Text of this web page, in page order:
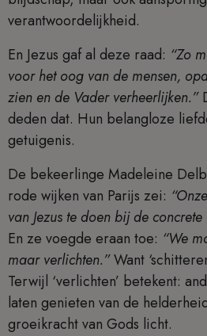
verantwoordelijkheid.
En Jezus gaf al deze raad: “Zo
voor het oog van de mensen,
zien en de Vader verheerlijken.”
deden dat. Hun belangloze
getuigenis.
De bekeerlinge Madeleine
rode wijken van Parijs zei:
van Jezus te doen bij de
En ze voegde eraan toe: “We
maar verlichten.”Want
Terwijl ‘verlichten’ betekent:
laten genieten van de
groeikracht van Gods licht.